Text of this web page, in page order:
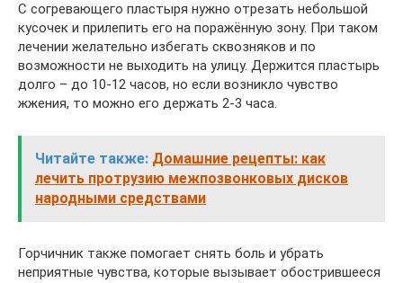
С согревающего пластыря нужно отрезать небольшой
кусочек и прилепить его на поражённую зону. При таком
лечении желательно избегать сквозняков и по
возможности не выходить на улицу. Держится пластырь
долго – до 10-12 часов, но если возникло чувство
жжения, то можно его держать 2-3 часа.
Читайте также: Домашние рецепты: как
лечить протрузию межпозвонковых дисков
народными средствами
Горчичник также помогает снять боль и убрать
неприятные чувства, которые вызывает обострившееся